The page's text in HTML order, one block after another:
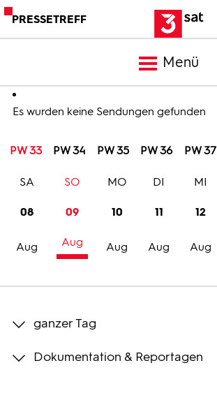
PRESSETREFF
Menü
Meldungen
Programm
Trailer
Bilder
Es wurden keine Sendungen gefunden
PW 33 PW 34 PW 35 PW 36 PW 37
08
Aug
SA
09
Aug
SO
10
Aug
MO
11
Aug
DI
12
Aug
MI
ganzer Tag
Dokumentation & Reportagen